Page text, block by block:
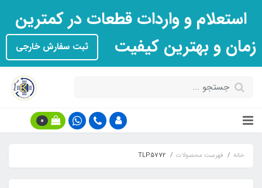
استعلام و واردات قطعات در کمترین
زمان و بهترین کیفیت
ثبت سفارش خارجی
0
خانه فهرست محصولات TLP5772